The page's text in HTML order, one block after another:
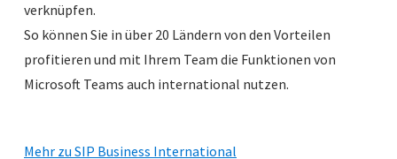
verknüpfen.
So können Sie in über 20 Ländern von den Vorteilen
profitieren und mit Ihrem Team die Funktionen von
Microsoft Teams auch international nutzen.
Mehr zu SIP Business International